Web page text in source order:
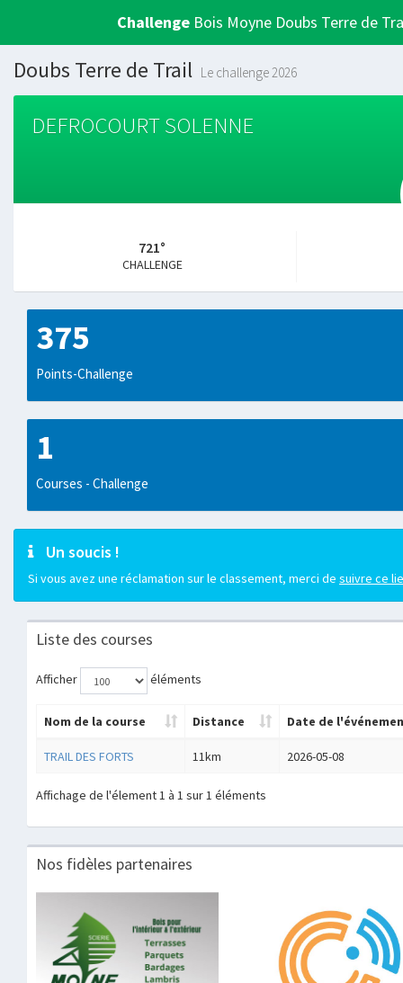
Challenge Bois Moyne Doubs Terre de
Doubs Terre de Trail Le challenge 2026
DEFROCOURT SOLENNE
721°
CHALLENGE
375
Points-Challenge
1
Courses - Challenge
Un soucis !
Si vous avez une réclamation sur le classement, merci de suivre ce
Liste des courses
Afficher éléments
Nom de la course Distance Date de
TRAIL DES FORTS 11km 2026-05-08
Affichage de l'élement 1 à 1 sur 1 éléments
Nos fidèles partenaires